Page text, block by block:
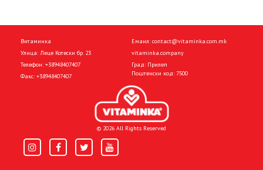
Витаминка
Улица: Леце Котески бр. 23
Телефон: +38948407407
Факс: +38948407407
Емаил: contact@vitaminka.com.mk
vitaminka.company
Град: Прилеп
Поштенски код: 7500
© 2026 All Rights Reserved